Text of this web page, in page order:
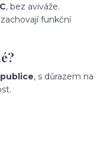
, bez aviváže.
funkční
, s důrazem na